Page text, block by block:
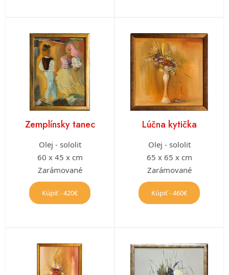
Zemplínsky tanec
Olej - sololit
60 x 45 x cm
Zarámované
Kúpiť - 420€
Lúčna kytička
Olej - sololit
65 x 65 x cm
Zarámované
Kúpiť - 460€